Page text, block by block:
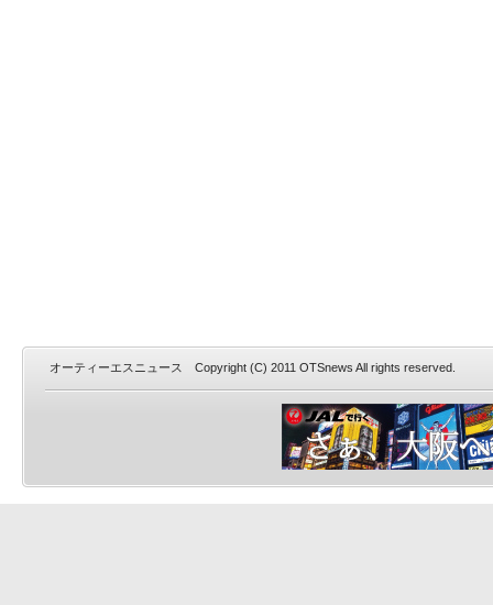
オーティーエスニュース Copyright (C) 2011 OTSnews All rights reserved.